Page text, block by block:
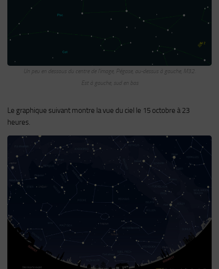
Un peu en dessous du centre de l'image, Pégase, au-dessus à gauche, M32.
Est à gauche, sud en bas
Le graphique suivant montre la vue du ciel le 15 octobre à 23
heures.